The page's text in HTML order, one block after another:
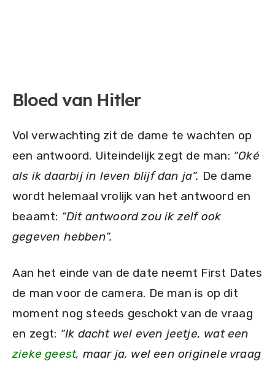
Bloed van Hitler
Vol verwachting zit de dame te wachten op
een antwoord. Uiteindelijk zegt de man: “Oké
als ik daarbij in leven blijf dan ja”. De dame
wordt helemaal vrolijk van het antwoord en
beaamt: “Dit antwoord zou ik zelf ook
gegeven hebben”.
Aan het einde van de date neemt First Dates
de man voor de camera. De man is op dit
moment nog steeds geschokt van de vraag
en zegt: “Ik dacht wel even jeetje, wat een
zieke geest, maar ja, wel een originele vraag